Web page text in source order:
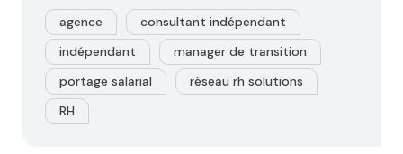
agence
consultant indépendant
indépendant
manager de transition
portage salarial
réseau rh solutions
RH